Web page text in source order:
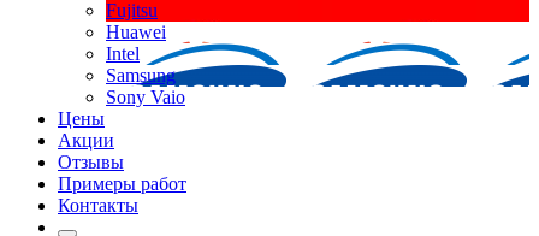
Fujitsu
Huawei
Intel
Samsung
Sony Vaio
Цены
Акции
Отзывы
Примеры работ
Контакты